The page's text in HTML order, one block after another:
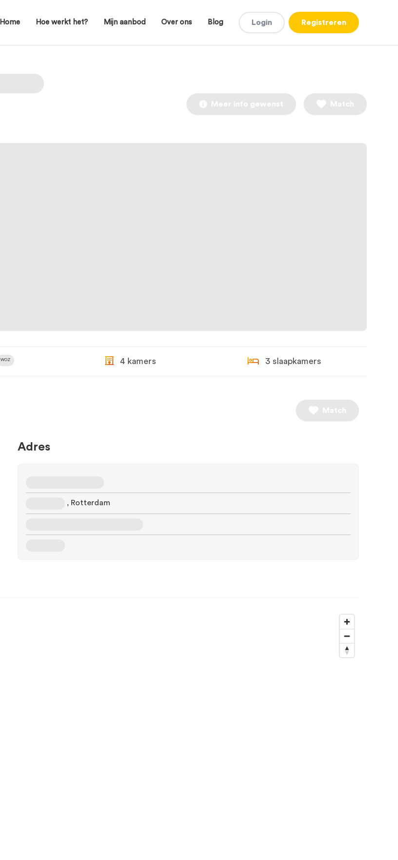
Home Hoe werkt het? Mijn aanbod Over ons Blog Login Registreren
Meer info gewenst Match
WOZ 4 kamers 3 slaapkamers
Match
Adres
, Rotterdam